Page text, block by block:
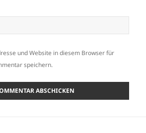
und Website in diesem Browser für
speichern.